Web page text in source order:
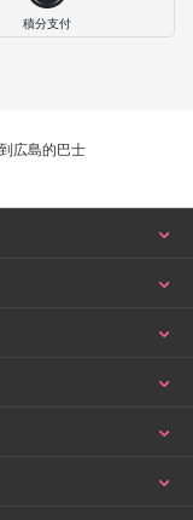
積分支付
広島的巴士